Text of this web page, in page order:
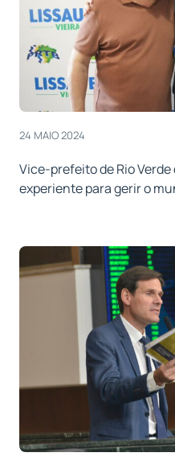
24 MAIO 2024
Vice-prefeito de Rio
experiente para gerir o